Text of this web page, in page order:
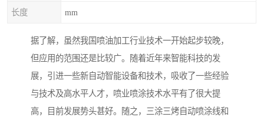
长度 mm
据了解，虽然我国喷油加工行业技术一开始起步较晚，
但应用的范围还是比较广。随着近年来智能科技的发
展，引进一些新自动智能设备和技术，吸收了一些经验
与技术及高水平人才，喷业喷涂技术水平有了很大提
高，目前发展势头甚好。随之，三涂三烤自动喷涂线和